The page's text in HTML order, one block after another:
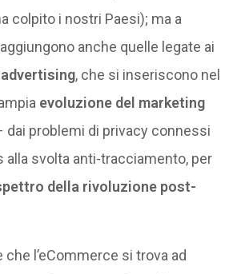
colpito i nostri Paesi); ma a
anche quelle legate ai
advertising, che si inseriscono nel
evoluzione del marketing
problemi di privacy connessi
alla svolta anti-tracciamento, per
della rivoluzione post-
l’eCommerce si trova ad